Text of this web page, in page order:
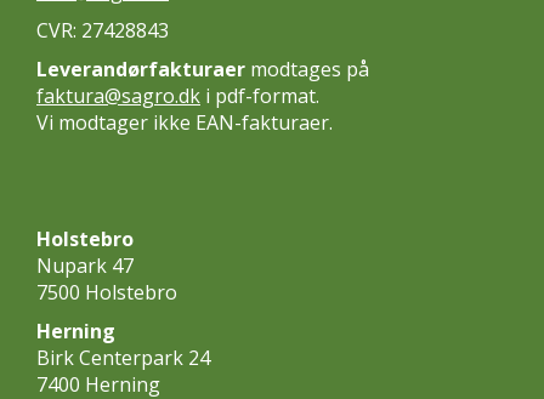
CVR: 27428843
Leverandørfakturaer modtages på
faktura@sagro.dk i pdf-format.
Vi modtager ikke EAN-fakturaer.
Holstebro
Nupark 47
7500 Holstebro
Herning
Birk Centerpark 24
7400 Herning